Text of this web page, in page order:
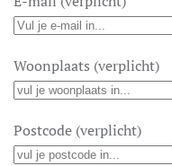
Woonplaats (verplicht)
Postcode (verplicht)